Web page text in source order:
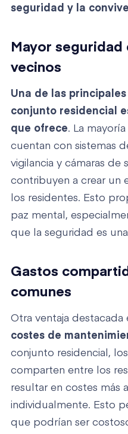
seguridad y la
Mayor seguridad
vecinos
Una de las
conjunto residencial
que ofrece. La
cuentan con sistemas
vigilancia y cámaras de
contribuyen a crear un
los residentes. Esto
paz mental,
que la seguridad es
Gastos
comunes
Otra ventaja destacada
costes de
conjunto residencial, los
comparten entre los
resultar en costes más
individualmente. Esto
que podrían ser